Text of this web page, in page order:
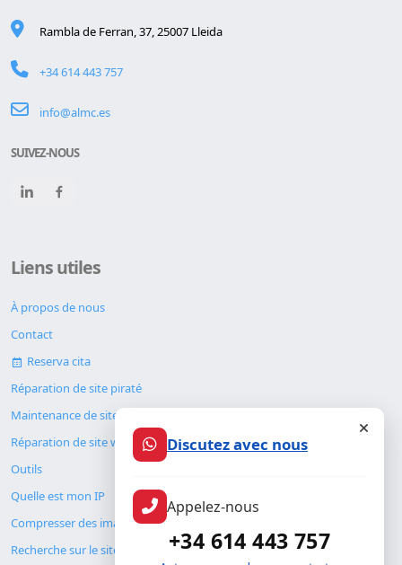
Rambla de Ferran, 37, 25007 Lleida
+34 614 443 757
info@almc.es
SUIVEZ-NOUS
Liens utiles
À propos de nous
Contact
Reserva cita
Réparation de site piraté
Maintenance de site web
Réparation de site web
Outils
Quelle est mon IP
Compresser des images
Recherche sur le site
Discutez avec nous
Appelez-nous
+34 614 443 757